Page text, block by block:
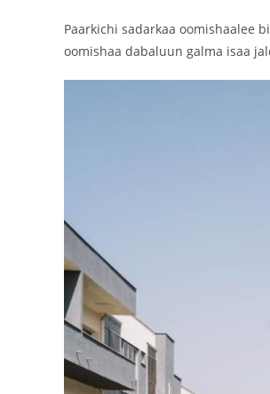
Paarkichi sadarkaa oomishaalee
oomishaa dabaluun galma isaa